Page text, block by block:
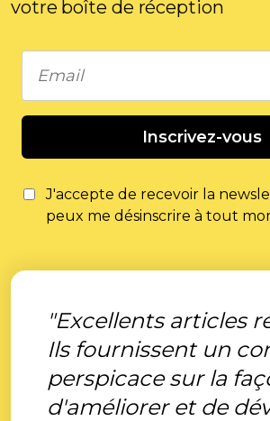
votre boîte de réception
Inscrivez-vous
J'accepte de recevoir la
peux me désinscrire à tout
"Excellents articles
Ils fournissent un
perspicace sur la
d'améliorer et de